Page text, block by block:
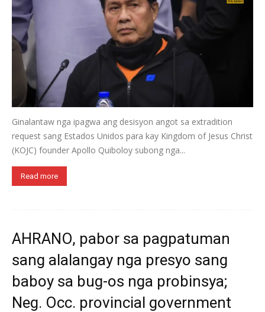
Ginalantaw nga ipagwa ang desisyon angot sa extradition
request sang Estados Unidos para kay Kingdom of Jesus Christ
(KOJC) founder Apollo Quiboloy subong nga...
Read more
AHRANO, pabor sa pagpatuman
sang alalangay nga presyo sang
baboy sa bug-os nga probinsya;
Neg. Occ. provincial government